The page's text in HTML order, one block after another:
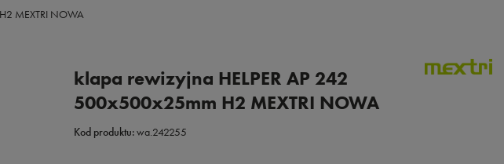
MEXTRI NOWA
klapa rewizyjna HELPER AP 242
500x500x25mm H2 MEXTRI NOWA
Kod produktu:wa.242255